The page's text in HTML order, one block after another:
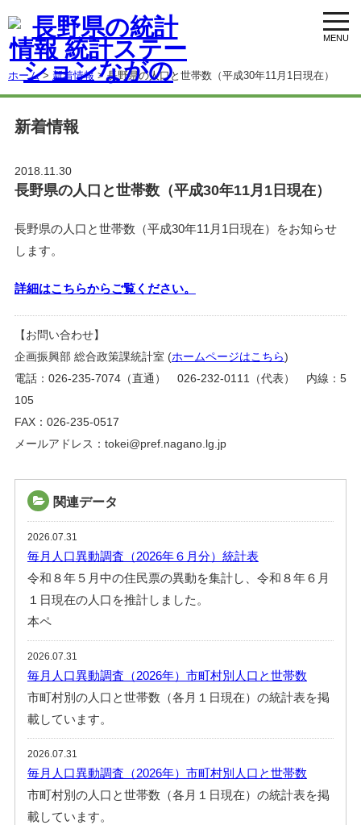
ホーム> 新着情報 > 長野県の人口と世帯数（平成30年11月1日現在）
新着情報
2018.11.30
長野県の人口と世帯数（平成30年11月1日現在）
長野県の人口と世帯数（平成30年11月1日現在）をお知らせ
します。
詳細はこちらからご覧ください。
【お問い合わせ】
企画振興部 総合政策課統計室 (ホームページはこちら)
電話：026-235-7074（直通） 026-232-0111（代表） 内線：5
105
FAX：026-235-0517
メールアドレス：tokei@pref.nagano.lg.jp
関連データ
2026.07.31
毎月人口異動調査（2026年６月分）統計表
令和８年５月中の住民票の異動を集計し、令和８年６月
１日現在の人口を推計しました。
本ペ
2026.07.31
毎月人口異動調査（2026年）市町村別人口と世帯数
市町村別の人口と世帯数（各月１日現在）の統計表を掲
載しています。
2026.07.31
毎月人口異動調査（2026年）市町村別人口と世帯数
市町村別の人口と世帯数（各月１日現在）の統計表を掲
載しています。